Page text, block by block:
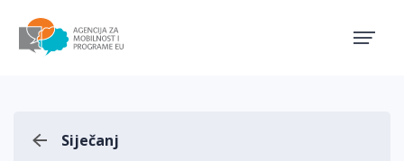
Siječanj